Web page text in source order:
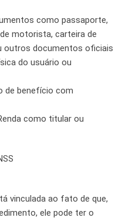
como passaporte,
motorista, carteira de
outros documentos oficiais
do usuário ou
de benefício com
como titular ou
vinculada ao fato de que,
ele pode ter o